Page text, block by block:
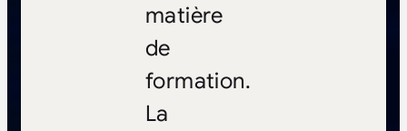
matière
de
formation.
La